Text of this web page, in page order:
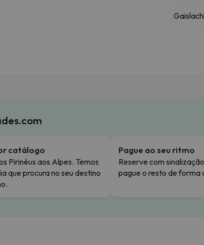
catálogo
Pirinéus aos Alpes. Temos
que procura no seu destino
Pague ao seu ritmo
Reserve com
pague o resto de forma